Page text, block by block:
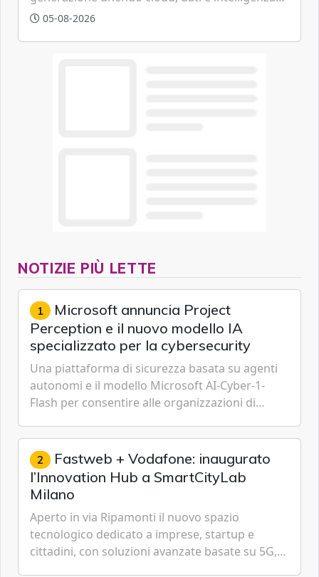
artificiale.
05-08-2026
NOTIZIE PIÙ LETTE
1 Microsoft annuncia Project
Perception e il nuovo modello IA
specializzato per la cybersecurity
Una piattaforma di sicurezza basata su agenti
autonomi e il modello Microsoft AI-Cyber-1-
Flash per consentire alle organizzazioni di
gestione continua del rischio.
2 Fastweb + Vodafone: inaugurato
l’Innovation Hub a SmartCityLab
Milano
Aperto in via Ripamonti il nuovo spazio
tecnologico dedicato a imprese, startup e
cittadini, con soluzioni avanzate basate su 5G,